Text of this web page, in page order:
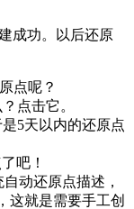
成功。以后还原
点呢？
点击它。
5天以内的还原点
吧！
动还原点描述，
这就是需要手工创